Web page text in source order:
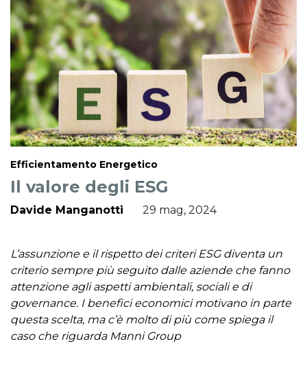
Efficientamento Energetico
Il valore degli ESG
Davide Manganotti 29 mag, 2024
L’assunzione e il rispetto dei criteri ESG diventa un
criterio sempre più seguito dalle aziende che fanno
attenzione agli aspetti ambientali, sociali e di
governance. I benefici economici motivano in parte
questa scelta, ma c’è molto di più come spiega il
caso che riguarda Manni Group